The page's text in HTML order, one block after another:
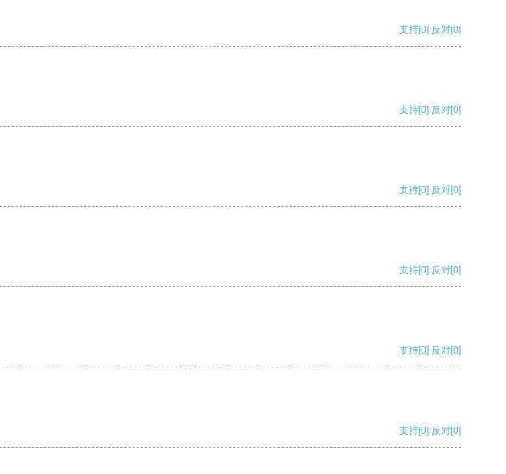
支持[0] 反对[0]
支持[0] 反对[0]
支持[0] 反对[0]
支持[0] 反对[0]
支持[0] 反对[0]
支持[0] 反对[0]